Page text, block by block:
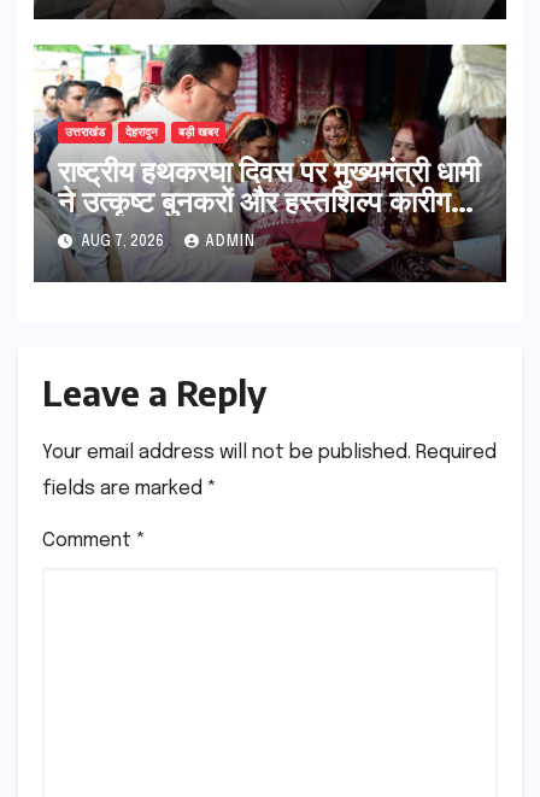
उत्तराखंड देहरादून बड़ी खबर
राष्ट्रीय हथकरघा दिवस पर मुख्यमंत्री धामी
ने उत्कृष्ट बुनकरों और हस्तशिल्प कारीगरों
को किया सम्मानित
AUG 7, 2026 ADMIN
Leave a Reply
Your email address will not be published. Required
fields are marked *
Comment *